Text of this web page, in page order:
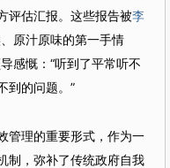
评估汇报。这些报告被李
原汁原味的第一手情
感慨：“听到了平常听不
到的问题。”
理的重要形式，作为一
制，弥补了传统政府自我